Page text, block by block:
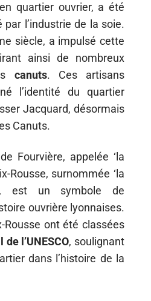
quartier ouvrier, a été
l’industrie de la soie.
siècle, a impulsé cette
ainsi de nombreux
canuts. Ces artisans
l’identité du quartier
Jacquard, désormais
Canuts.
Fourvière, appelée ‘la
Rousse, surnommée ‘la
est un symbole de
ouvrière lyonnaises.
Rousse ont été classées
l’UNESCO, soulignant
dans l’histoire de la